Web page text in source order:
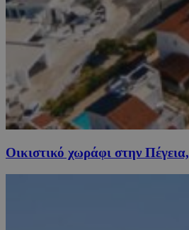
Οικιστικό χωράφι στην